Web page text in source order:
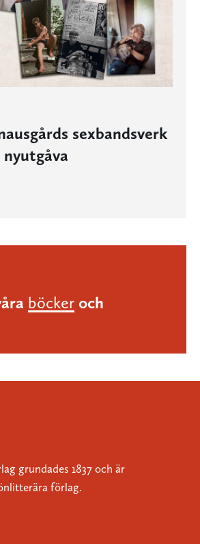
sexbandsverk
böcker och
grundades 1837 och är
förlag.